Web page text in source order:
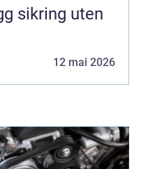
12 mai 2026